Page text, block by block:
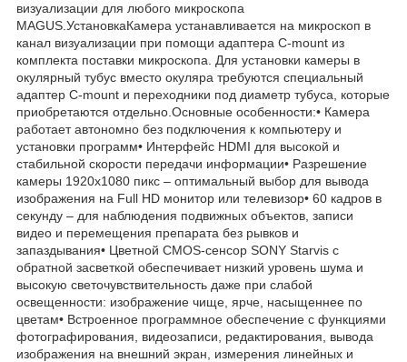
визуализации для любого микроскопа
MAGUS.УстановкаКамера устанавливается на микроскоп в
канал визуализации при помощи адаптера C-mount из
комплекта поставки микроскопа. Для установки камеры в
окулярный тубус вместо окуляра требуются специальный
адаптер C-mount и переходники под диаметр тубуса, которые
приобретаются отдельно.Основные особенности:• Камера
работает автономно без подключения к компьютеру и
установки программ• Интерфейс HDMI для высокой и
стабильной скорости передачи информации• Разрешение
камеры 1920x1080 пикс – оптимальный выбор для вывода
изображения на Full HD монитор или телевизор• 60 кадров в
секунду – для наблюдения подвижных объектов, записи
видео и перемещения препарата без рывков и
запаздывания• Цветной CMOS-сенсор SONY Starvis с
обратной засветкой обеспечивает низкий уровень шума и
высокую светочувствительность даже при слабой
освещенности: изображение чище, ярче, насыщеннее по
цветам• Встроенное программное обеспечение с функциями
фотографирования, видеозаписи, редактирования, вывода
изображения на внешний экран, измерения линейных и